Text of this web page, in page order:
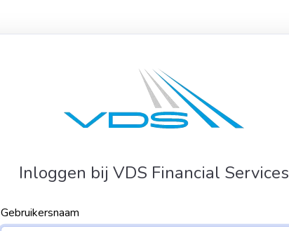
Inloggen bij VDS Financial Services
Gebruikersnaam